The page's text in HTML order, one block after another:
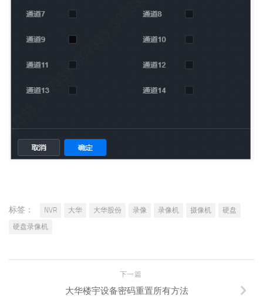
标签： NVR 大华 大华股份 录像 录像机 摄像机
硬盘
硬盘录像机
下一篇
大华楼宇设备密码重置所有方法